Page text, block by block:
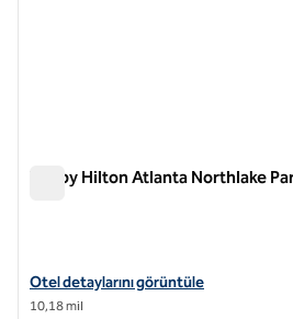
Tru by Hilton Atlanta Northlake
Tru by Hilton Atlanta Northlake
Otel detaylarını görüntüle
10,18 mil